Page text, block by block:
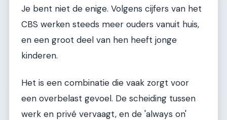
Je bent niet de enige. Volgens cijfers van het
CBS werken steeds meer ouders vanuit huis,
en een groot deel van hen heeft jonge
kinderen.
Het is een combinatie die vaak zorgt voor
een overbelast gevoel. De scheiding tussen
werk en privé vervaagt, en de 'always on'